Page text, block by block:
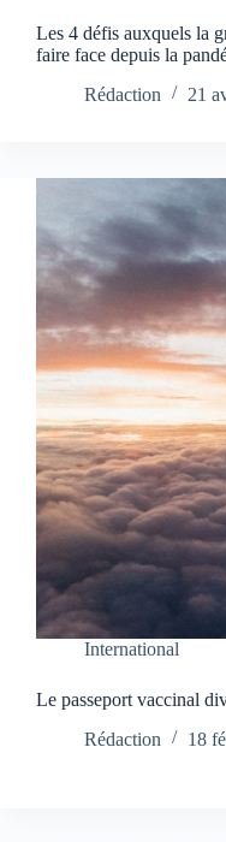
Les 4 défis auxquels la
faire face depuis la
Rédaction
21
International
Le passeport vaccinal
Rédaction
18